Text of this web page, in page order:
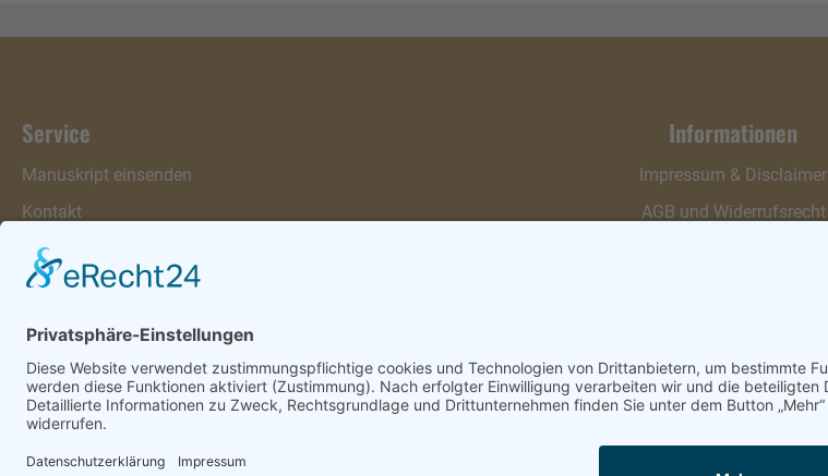
Service
Manuskript einsenden
Kontakt
Warenkorb
Konto
Merkzettel
Mein Wunschzettel
Öffentlicher Wunschzettel
Informationen
Impressum & Disclaimer
AGB und Widerrufsrecht
Wie bestellen?